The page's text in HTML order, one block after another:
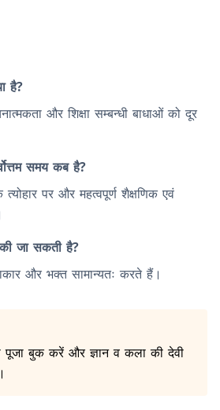
है?
और शिक्षा सम्बन्धी बाधाओं को दूर
समय कब है?
पर और महत्वपूर्ण शैक्षणिक एवं
जा सकती है?
और भक्त सामान्यतः करते हैं।
बुक करें और ज्ञान व कला की देवी